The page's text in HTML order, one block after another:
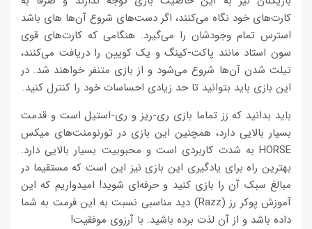
کارت‌های خود نگاه می‌کنند، اگر دست‌های شروع آن‌ها های باشد
استرس تمام وجودشان را می‌گیرد. هنگامی که کارت‌های قوی
سون استاد مانند پاکت-کینگ و یک کویین را دریافت می‌کنند،
تیلت شدن آن‌ها شروع می‌شود و از بازی متنفر خواهند شد. در
این بازی باید بتوانید تا حد زیادی احساسات خود را کنترل کنید.
باید بدانید که رَز تماما بازی ری-ریز و ری-استیل است و قدمت
بسیار بالایی دارد، همچنین این بازی در تورنومنت‌های میکس
HORSE به شدت کاربردی است و محبوبیت بسیار بالایی دارد.
بهترین راه برای یادگیری این بازی نیز این است که مستقیما در
مبالغ سبک آن را بازی کنید و حرفه‌ای شوید! امیدواریم که این
آموزش پوکر رز (Razz) دید مناسبی نسبت به این فرمت به شما
داده باشد و از آن لذت برده باشید. با آرزوی موفقیت!